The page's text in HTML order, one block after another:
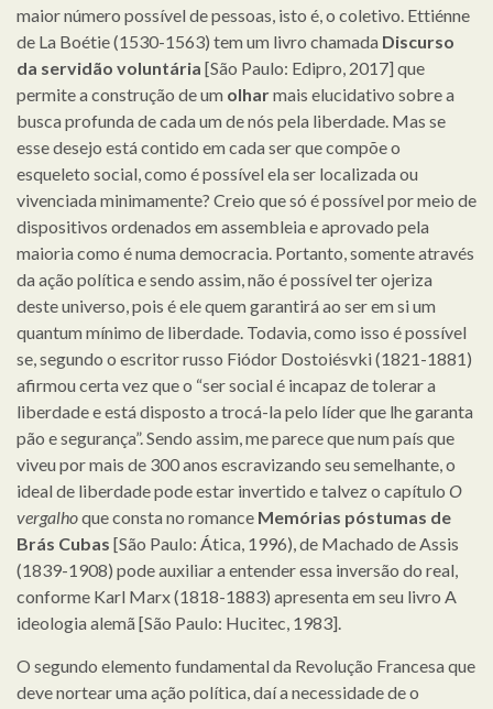
maior número possível de pessoas, isto é, o coletivo. Ettiénne
de La Boétie (1530-1563) tem um livro chamada Discurso
da servidão voluntária [São Paulo: Edipro, 2017] que
permite a construção de um olharmais elucidativo sobre a
busca profunda de cada um de nós pela liberdade. Mas se
esse desejo está contido em cada ser que compõe o
esqueleto social, como é possível ela ser localizada ou
vivenciada minimamente? Creio que só é possível por meio de
dispositivos ordenados em assembleia e aprovado pela
maioria como é numa democracia. Portanto, somente através
da ação política e sendo assim, não é possível ter ojeriza
deste universo, pois é ele quem garantirá ao ser em si um
quantum mínimo de liberdade. Todavia, como isso é possível
se, segundo o escritor russo Fiódor Dostoiésvki (1821-1881)
afirmou certa vez que o “ser social é incapaz de tolerar a
liberdade e está disposto a trocá-la pelo líder que lhe garanta
pão e segurança”. Sendo assim, me parece que num país que
viveu por mais de 300 anos escravizando seu semelhante, o
ideal de liberdade pode estar invertido e talvez o capítulo O
vergalhoque consta no romance Memórias póstumas de
Brás Cubas [São Paulo: Ática, 1996), de Machado de Assis
(1839-1908) pode auxiliar a entender essa inversão do real,
conforme Karl Marx (1818-1883) apresenta em seu livro A
ideologia alemã [São Paulo: Hucitec, 1983].
O segundo elemento fundamental da Revolução Francesa que
deve nortear uma ação política, daí a necessidade de o